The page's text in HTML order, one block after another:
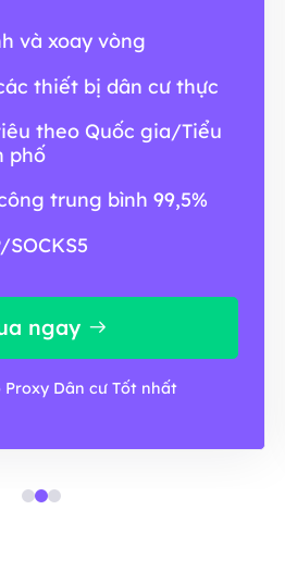
và xoay vòng
thiết bị dân cư thực
theo Quốc gia/Tiểu
phố
trung bình 99,5%
ngay
Proxy Dân cư Tốt nhất